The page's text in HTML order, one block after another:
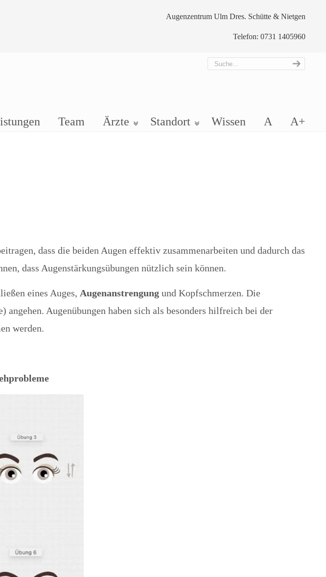
Augenzentrum Ulm Dres. Schütte & Nietgen
Telefon: 0731 1405960
Team Ärzte Standort Wissen A A+
dass die beiden Augen effektiv zusammenarbeiten und dadurch das
dass Augenstärkungsübungen nützlich sein können.
eines Auges, Augenanstrengungund Kopfschmerzen. Die
Augenübungen haben sich als besonders hilfreich bei der
werden.